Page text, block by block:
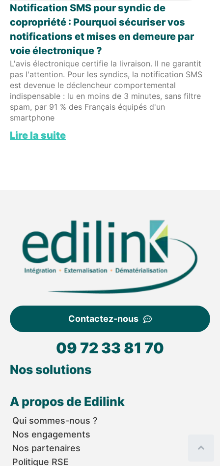
Notification SMS pour syndic de
copropriété : Pourquoi sécuriser vos
notifications et mises en demeure par
voie électronique ?
L'avis électronique certifie la livraison. Il ne garantit
pas l'attention. Pour les syndics, la notification SMS
est devenue le déclencheur comportemental
indispensable : lu en moins de 3 minutes, sans filtre
spam, par 91 % des Français équipés d'un
smartphone
Lire la suite
Contactez-nous
09 72 33 81 70
Nos solutions
A propos de Edilink
Qui sommes-nous ?
Nos engagements
Nos partenaires
Politique RSE